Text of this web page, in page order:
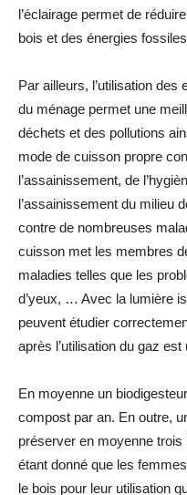
l’éclairage permet de
bois et des énergies
Par ailleurs, l’utilisation
du ménage permet une
déchets et des pollutions
mode de cuisson propre
l’assainissement, de
l’assainissement du milieu
contre de nombreuses
cuisson met les membres
maladies telles que les
d’yeux, … Avec la lumière
peuvent étudier
après l’utilisation du gaz
En moyenne un
compost par an. En outre,
préserver en moyenne trois
étant donné que les
le bois pour leur utilisation